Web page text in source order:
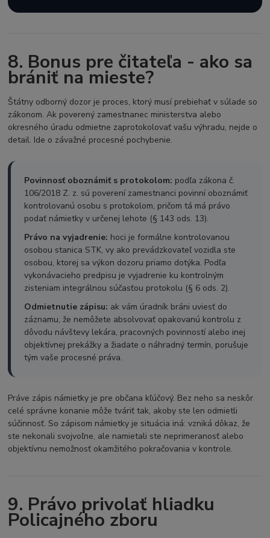
8. Bonus pre čitateľa - ako sa
brániť na mieste?
Štátny odborný dozor je proces, ktorý musí prebiehať v súlade so
zákonom. Ak poverený zamestnanec ministerstva alebo
okresného úradu odmietne zaprotokolovať vašu výhradu, nejde o
detail. Ide o závažné procesné pochybenie.
Povinnosť oboznámiť s protokolom: podľa zákona č.
106/2018 Z. z. sú poverení zamestnanci povinní oboznámiť
kontrolovanú osobu s protokolom, pričom tá má právo
podať námietky v určenej lehote (§ 143 ods. 13).
Právo na vyjadrenie: hoci je formálne kontrolovanou
osobou stanica STK, vy ako prevádzkovateľ vozidla ste
osobou, ktorej sa výkon dozoru priamo dotýka. Podľa
vykonávacieho predpisu je vyjadrenie ku kontrolným
zisteniam integrálnou súčasťou protokolu (§ 6 ods. 2).
Odmietnutie zápisu: ak vám úradník bráni uviesť do
záznamu, že nemôžete absolvovať opakovanú kontrolu z
dôvodu návštevy lekára, pracovných povinností alebo inej
objektívnej prekážky a žiadate o náhradný termín, porušuje
tým vaše procesné práva.
Práve zápis námietky je pre občana kľúčový. Bez neho sa neskôr
celé správne konanie môže tváriť tak, akoby ste len odmietli
súčinnosť. So zápisom námietky je situácia iná: vzniká dôkaz, že
ste nekonali svojvoľne, ale namietali ste neprimeranosť alebo
objektívnu nemožnosť okamžitého pokračovania v kontrole.
9. Právo privolať hliadku
Policajného zboru